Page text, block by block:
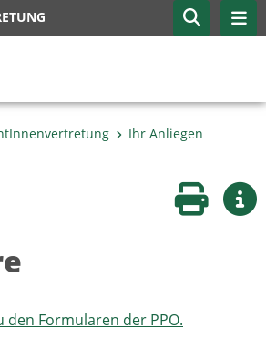
Ihr Anliegen
Seite
den Formularen der PPO.